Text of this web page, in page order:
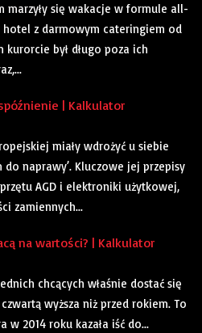
marzyły się wakacje w formule all-
z darmowym cateringiem od
był długo poza ich
| Kalkulator
miały wdrożyć u siebie
naprawy’. Kluczowe jej przepisy
AGD i elektroniki użytkowej,
zamiennych...
na wartości? | Kalkulator
chcących właśnie dostać się
wyższa niż przed rokiem. To
2014 roku kazała iść do...